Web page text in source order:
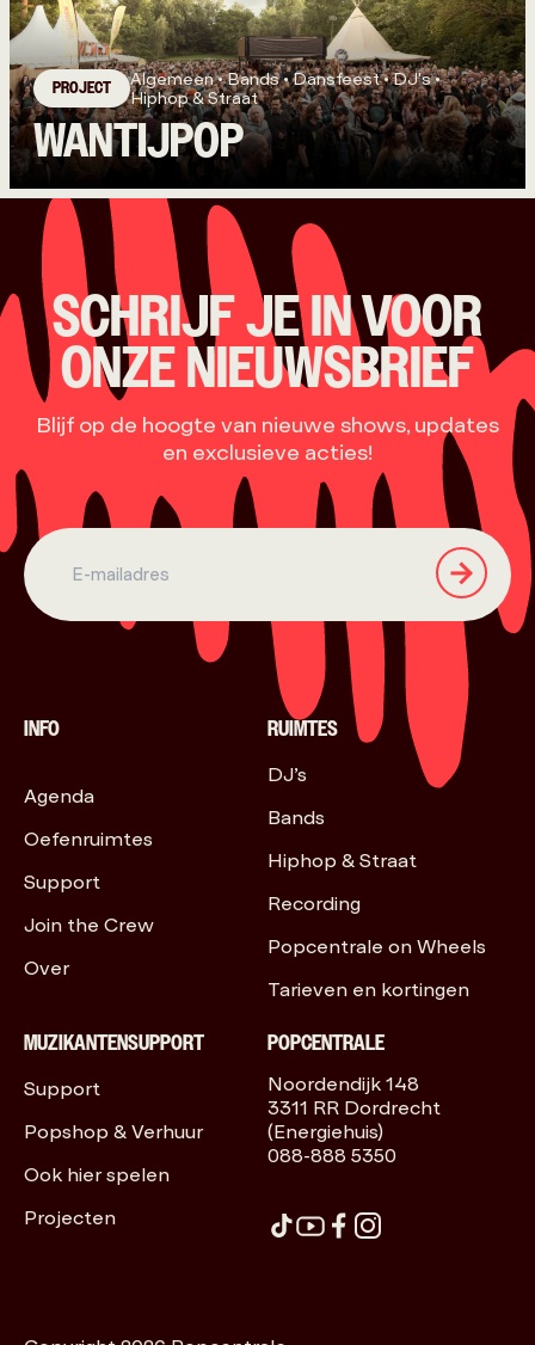
PROJECT
Algemeen • Bands • Dansfeest • DJ's •
Hiphop & Straat
WANTIJPOP
SCHRIJF JE IN VOOR
ONZE NIEUWSBRIEF
Blijf op de hoogte van nieuwe shows, updates
en exclusieve acties!
INFO
Agenda
Oefenruimtes
Support
Join the Crew
Over
RUIMTES
DJ’s
Bands
Hiphop & Straat
Recording
Popcentrale on Wheels
Tarieven en kortingen
MUZIKANTENSUPPORT
Support
Popshop & Verhuur
Ook hier spelen
Projecten
POPCENTRALE
Noordendijk 148
3311 RR Dordrecht
(Energiehuis)
088-888 5350